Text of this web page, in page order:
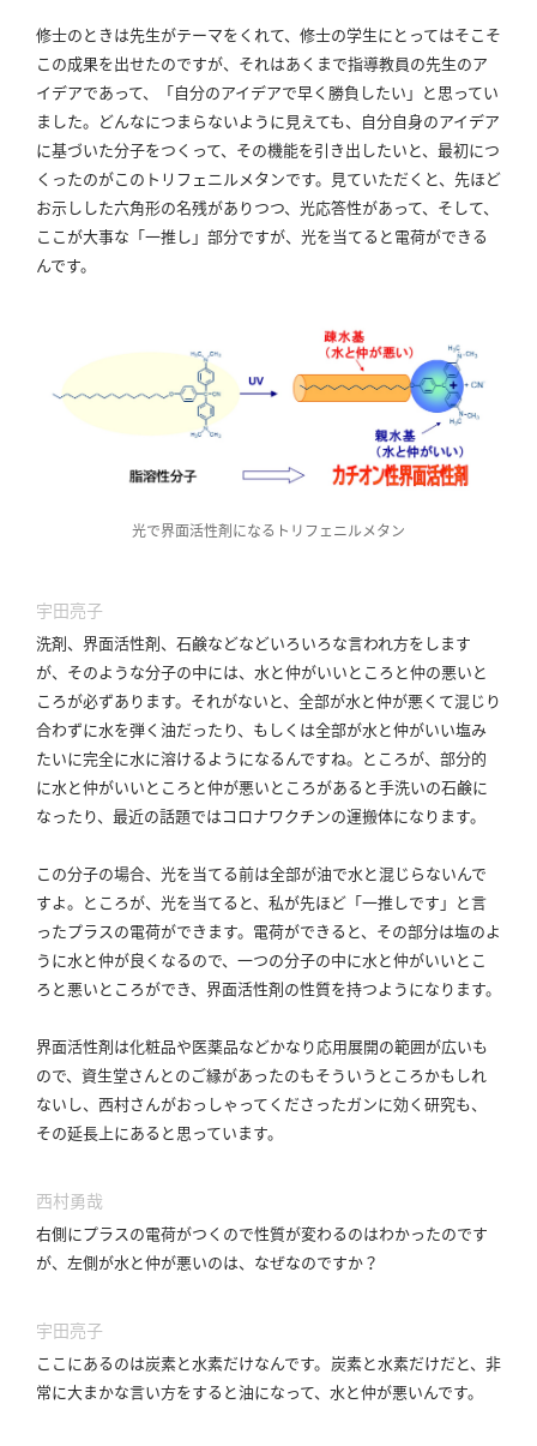
修士のときは先生がテーマをくれて、修士の学生にとってはそこそ
この成果を出せたのですが、それはあくまで指導教員の先生のア
イデアであって、「自分のアイデアで早く勝負したい」と思ってい
ました。 どんなにつまらないように見えても、自分自身のアイデア
に基づいた分子をつくって、その機能を引き出したいと、最初につ
くったのがこのトリフェニルメタンです。 見ていただくと、先ほど
お示しした六角形の名残がありつつ、光応答性があって、そして、
ここが大事な「一推し」部分ですが、光を当てると電荷ができる
んです。
光で界面活性剤になるトリフェニルメタン
宇田亮子
洗剤、界面活性剤、石鹸などなどいろいろな言われ方をします
が、そのような分子の中には、水と仲がいいところと仲の悪いと
ころが必ずあります。 それがないと、全部が水と仲が悪くて混じり
合わずに水を弾く油だったり、もしくは全部が水と仲がいい塩み
たいに完全に水に溶けるようになるんですね。 ところが、部分的
に水と仲がいいところと仲が悪いところがあると手洗いの石鹸に
なったり、最近の話題ではコロナワクチンの運搬体になります。
この分子の場合、光を当てる前は全部が油で水と混じらないんで
すよ。 ところが、光を当てると、私が先ほど「一推しです」と言
ったプラスの電荷ができます。 電荷ができると、その部分は塩のよ
うに水と仲が良くなるので、一つの分子の中に水と仲がいいとこ
ろと悪いところができ、界面活性剤の性質を持つようになります。
界面活性剤は化粧品や医薬品などかなり応用展開の範囲が広いも
ので、資生堂さんとのご縁があったのもそういうところかもしれ
ないし、西村さんがおっしゃってくださったガンに効く研究も、
その延長上にあると思っています。
西村勇哉
右側にプラスの電荷がつくので性質が変わるのはわかったのです
が、左側が水と仲が悪いのは、なぜなのですか？
宇田亮子
ここにあるのは炭素と水素だけなんです。 炭素と水素だけだと、非
常に大まかな言い方をすると油になって、水と仲が悪いんです。